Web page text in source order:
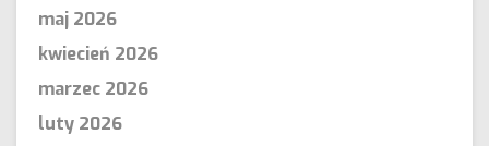
maj 2026
kwiecień 2026
marzec 2026
luty 2026